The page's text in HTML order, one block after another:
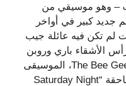
وهو موسيقي من
جديد كبير في أواخر
لم تكن فيه عائلة جيب
الأشقاء باري وروبن
وموريس، من خلال فرقتهم The Bee Gees، الموسيقى
التصويرية لدراما الديسكو الساحقة “Saturday Night